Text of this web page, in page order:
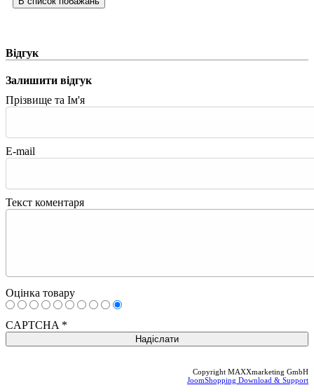
Відгук
Залишити відгук
Прізвище та Ім'я
E-mail
Текст коментаря
Оцінка товару
CAPTCHA *
Copyright MAXXmarketing GmbH
JoomShopping Download & Support